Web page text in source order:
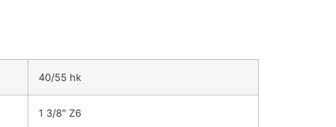
40/55 hk
1 3/8″ Z6